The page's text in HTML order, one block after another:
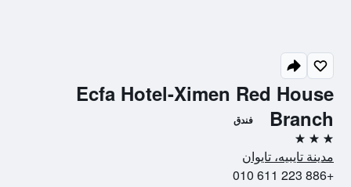
Ecfa Hotel-Ximen Red House
Branch
فندق
3 نجوم
مدينة تايبيه، تايوان
+886 223 611 010